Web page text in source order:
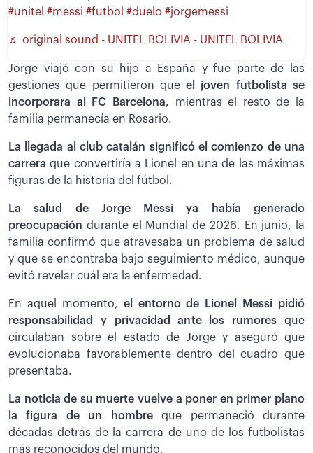
#unitel #messi #futbol #duelo #jorgemessi
♬ original sound - UNITEL BOLIVIA - UNITEL BOLIVIA
Jorge viajó con su hijo a España y fue parte de las
gestiones que permitieron queel joven futbolista se
incorporara al FC Barcelona, mientras el resto de la
familia permanecía en Rosario.
La llegada al club catalán significó el comienzo de una
carreraque convertiría a Lionel en una de las máximas
figuras de la historia del fútbol.
La salud de Jorge Messi ya había generado
preocupación durante el Mundial de 2026. En junio, la
familia confirmó que atravesaba un problema de salud
y que se encontraba bajo seguimiento médico, aunque
evitó revelar cuál era la enfermedad.
En aquel momento, el entorno de Lionel Messi pidió
responsabilidad y privacidad ante los rumores que
circulaban sobre el estado de Jorge y aseguró que
evolucionaba favorablemente dentro del cuadro que
presentaba.
La noticia de su muerte vuelve a poner en primer plano
la figura de un hombreque permaneció durante
décadas detrás de la carrera de uno de los futbolistas
más reconocidos del mundo.